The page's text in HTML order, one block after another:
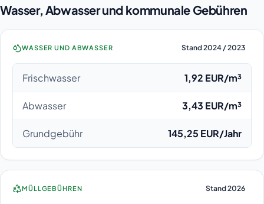
Wasser, Abwasser und kommunale Gebühren
WASSER UND ABWASSER Stand 2024 / 2023
Frischwasser 1,92 EUR/m³
Abwasser 3,43 EUR/m³
Grundgebühr 145,25 EUR/Jahr
MÜLLGEBÜHREN Stand 2026